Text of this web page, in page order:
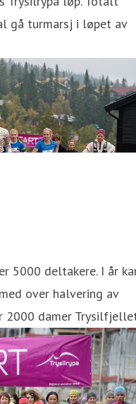
gå turmarsj i løpet av
5000 deltakere. I år
over halvering av
2000 damer